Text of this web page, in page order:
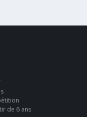
de 6 ans